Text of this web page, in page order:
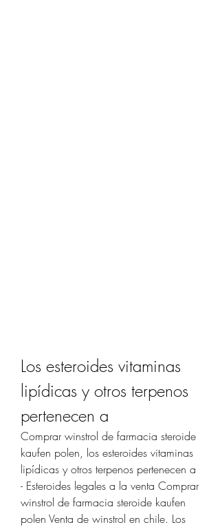
Los esteroides vitaminas
lipídicas y otros terpenos
pertenecen a
Comprar winstrol de farmacia steroide
kaufen polen, los esteroides vitaminas
lipídicas y otros terpenos pertenecen a
- Esteroides legales a la venta Comprar
winstrol de farmacia steroide kaufen
polen Venta de winstrol en chile. Los